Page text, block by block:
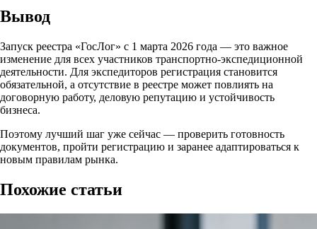
Вывод
Запуск реестра «ГосЛог» с 1 марта 2026 года — это важное
изменение для всех участников транспортно-экспедиционной
деятельности. Для экспедиторов регистрация становится
обязательной, а отсутствие в реестре может повлиять на
договорную работу, деловую репутацию и устойчивость
бизнеса.
Поэтому лучший шаг уже сейчас — проверить готовность
документов, пройти регистрацию и заранее адаптироваться к
новым правилам рынка.
Похожие статьи